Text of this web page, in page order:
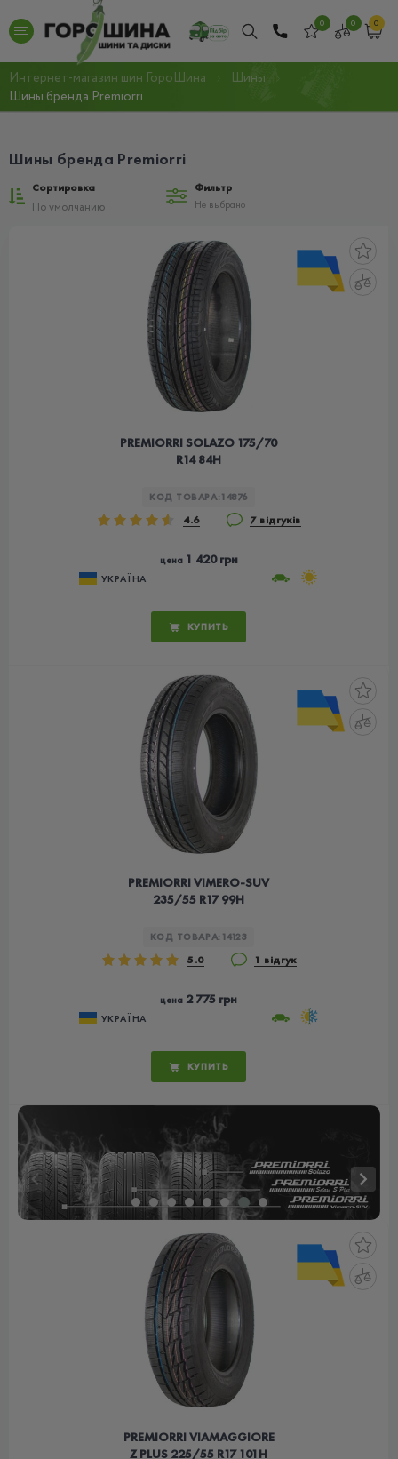
0 0 0
Интернет-магазин шин ГороШина
Шины
Шины бренда Premiorri
Шины бренда Premiorri
Сортировка
Фильтр
Не выбрано
PREMIORRI SOLAZO 175/70
R14 84H
КОД ТОВАРА: 14876
4.6 7 відгуків
цена1 420 грн
УКРАЇНА
КУПИТЬ
PREMIORRI VIMERO-SUV
235/55 R17 99H
КОД ТОВАРА: 14123
5.0 1 відгук
цена 2 775 грн
УКРАЇНА
КУПИТЬ
PREMIORRI VIAMAGGIORE
Z PLUS 225/55 R17 101H